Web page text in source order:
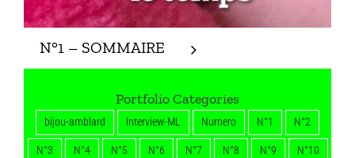
N°1 – SOMMAIRE
Portfolio Categories
bijou-amblard Interview-ML Numero N°1 N°2
N°3 N°4 N°5 N°6 N°7 N°8 N°9 N°10